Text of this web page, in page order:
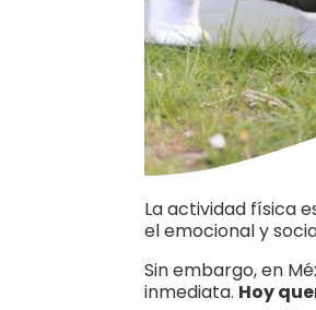
La actividad física
el emocional y
Sin embargo, en
inmediata. Hoy